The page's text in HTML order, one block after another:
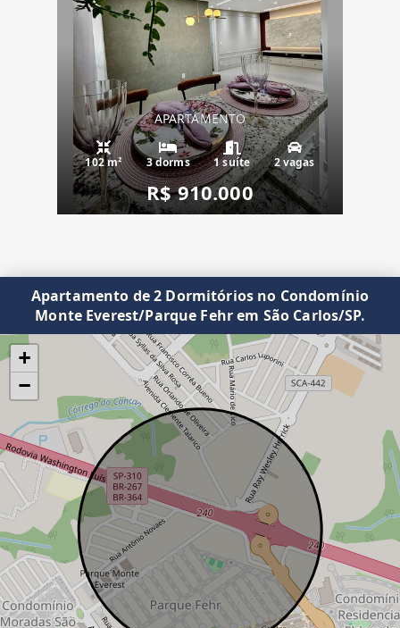
APARTAMENTO
102 m² 3 dorms 1 suíte 2 vagas
R$ 910.000
Apartamento de 2 Dormitórios no Condomínio
Monte Everest/Parque Fehr em São Carlos/SP.
+
−